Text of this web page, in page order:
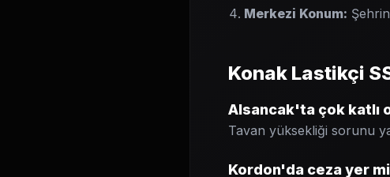
Merkezi Konum:
Konak Lastikçi
Alsancak'ta çok katlı
Tavan yüksekliği sorunu
Kordon'da ceza yer